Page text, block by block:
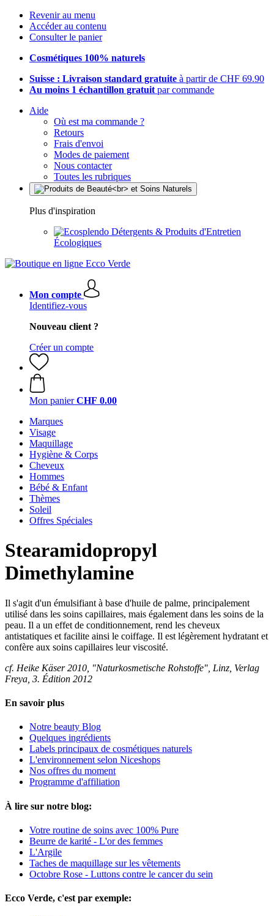
Revenir au menu
Accéder au contenu
Consulter le panier
Cosmétiques 100% naturels
Suisse : Livraison standard gratuite à partir de CHF 69.90
Au moins 1 échantillon gratuit par commande
Aide
Où est ma commande ?
Retours
Frais d'envoi
Modes de paiement
Nous contacter
Toutes les rubriques
Plus d'inspiration
Détergents & Produits d'Entretien
Écologiques
Mon compte
Identifiez-vous
Nouveau client ?
Créer un compte
Mon panier CHF 0.00
Marques
Visage
Maquillage
Hygiène & Corps
Cheveux
Hommes
Bébé & Enfant
Thèmes
Soleil
Offres Spéciales
Stearamidopropyl
Dimethylamine
Il s'agit d'un émulsifiant à base d'huile de palme, principalement
utilisé dans les soins capillaires, mais également dans les soins de la
peau. Il a un effet de conditionnement, rend les cheveux
antistatiques et facilite ainsi le coiffage. Il est légèrement hydratant et
confère aux soins capillaires leur viscosité.
cf. Heike Käser 2010, "Naturkosmetische Rohstoffe", Linz, Verlag
Freya, 3. Édition 2012
En savoir plus
Notre beauty Blog
Quelques ingrédients
Labels principaux de cosmétiques naturels
L'environnement selon Niceshops
Nos offres du moment
Programme d'affiliation
À lire sur notre blog:
Votre routine de soins avec 100% Pure
Beurre de karité - L'or des femmes
L'Argile
Taches de maquillage sur les vêtements
Octobre Rose - Luttons contre le cancer du sein
Ecco Verde, c'est par exemple: